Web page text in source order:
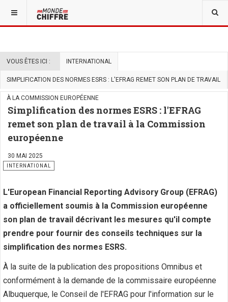
VOUS ÊTES ICI : INTERNATIONAL
SIMPLIFICATION DES NORMES ESRS : L'EFRAG REMET SON PLAN DE TRAVAIL
À LA COMMISSION EUROPÉENNE
Simplification des normes ESRS : l'EFRAG
remet son plan de travail à la Commission
européenne
30 MAI 2025
INTERNATIONAL
L'European Financial Reporting Advisory Group (EFRAG)
a officiellement soumis à la Commission européenne
son plan de travail décrivant les mesures qu'il compte
prendre pour fournir des conseils techniques sur la
simplification des normes ESRS.
À la suite de la publication des propositions Omnibus et
conformément à la demande de la commissaire européenne
Albuquerque, le Conseil de l'EFRAG pour l'information sur le